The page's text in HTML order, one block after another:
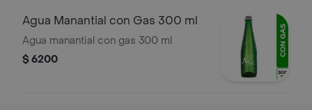
Agua Manantial con Gas 300 ml
Agua manantial con gas 300 ml
$ 6200